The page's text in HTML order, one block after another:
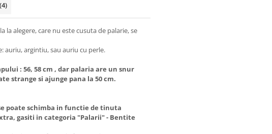
(4)
alegere, care nu este cusuta de palarie, se
auriu, argintiu, sau auriu cu perle.
: 56, 58 cm , dar palaria are un snur
strange si ajunge pana la 50 cm.
poate schimba in functie de tinuta
gasiti in categoria "Palarii" - Bentite